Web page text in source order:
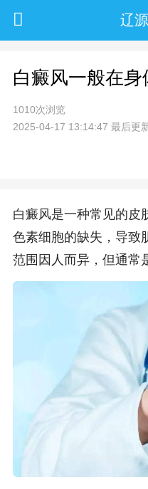
辽
白癜风一般在身
1010次浏览
2025-04-17 13:14:47 最后更
白癜风是一种常见的皮
色素细胞的缺失，导致
范围因人而异，但通常